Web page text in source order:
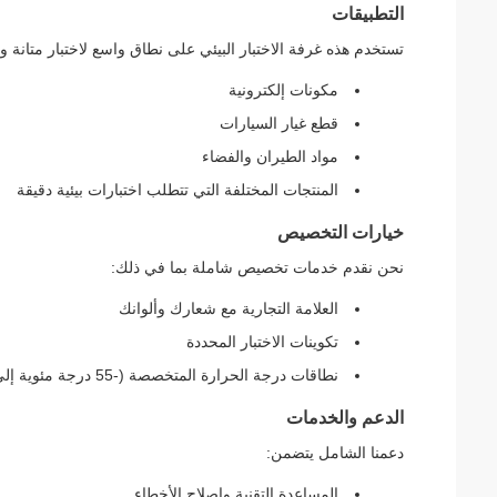
التطبيقات
تستخدم هذه غرفة الاختبار البيئي على نطاق واسع لاختبار متانة
مكونات إلكترونية
قطع غيار السيارات
مواد الطيران والفضاء
المنتجات المختلفة التي تتطلب اختبارات بيئية دقيقة
خيارات التخصيص
نحن نقدم خدمات تخصيص شاملة بما في ذلك:
العلامة التجارية مع شعارك وألوانك
تكوينات الاختبار المحددة
نطاقات درجة الحرارة المتخصصة (-55 درجة مئوية إلى -10 درجة مئوية)
الدعم والخدمات
دعمنا الشامل يتضمن: